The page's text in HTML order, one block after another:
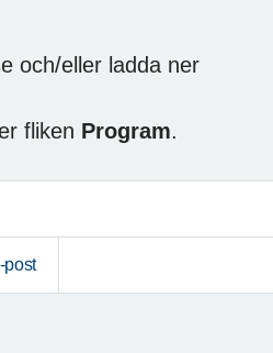
och/eller ladda ner
fliken Program.
post